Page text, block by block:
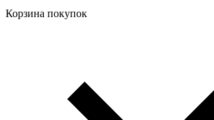
Корзина покупок